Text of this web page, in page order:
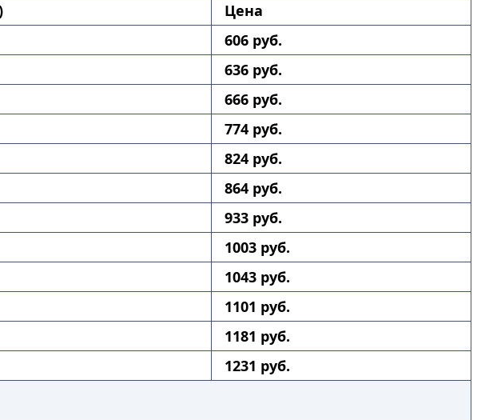
Цена
606 руб.
636 руб.
666 руб.
774 руб.
824 руб.
864 руб.
933 руб.
1003 руб.
1043 руб.
1101 руб.
1181 руб.
1231 руб.